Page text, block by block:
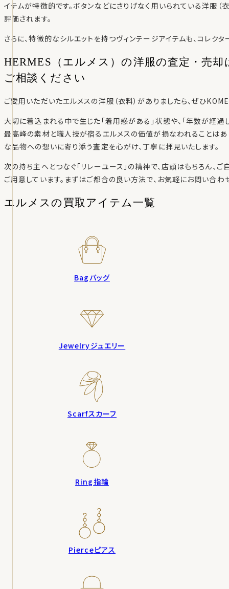
イテムが特徴的です。ボタンなどにさりげなく用いられている洋服（
評価されます。
さらに、特徴的なシルエットを持つヴィンテージアイテムも、コレク
HERMES（エルメス）の洋服の査定・売
ご相談ください
ご愛用いただいたエルメスの洋服（衣料）がありましたら、ぜひ
大切に着込まれる中で生じた「着用感がある」状態や、「年数が経過
最高峰の素材と職人技が宿るエルメスの価値が損なわれることはあ
な品物への想いに寄り添う査定を心がけ、丁寧に拝見いたします。
次の持ち主へとつなぐ「リレーユース」の精神で、店頭はもちろん、
ご用意しています。まずはご都合の良い方法で、お気軽にお問い合わ
エルメスの 買取アイテム一覧
Bag バッグ
Jewelryジュエリー
Scarfスカーフ
Ring 指輪
Pierceピアス